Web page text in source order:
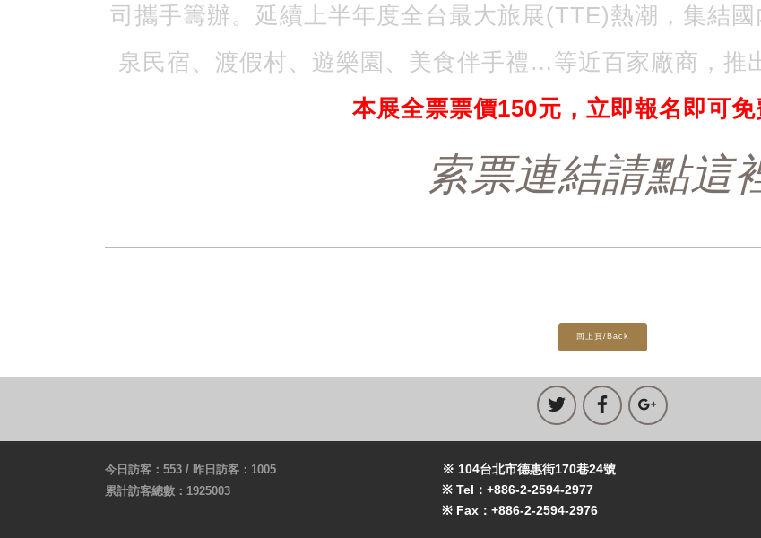
司攜手籌辦。延續上半年度全台最大旅展(TTE)熱潮，集結
泉民宿、渡假村、遊樂園、美食伴手禮…等近百家廠商，推
本展全票票價150元，立即報名即可免
索票連結請點這
回上頁/Back
今日訪客：553 / 昨日訪客：1005
累計訪客總數：1925003
※ 104台北市德惠街170巷24號
※ Tel：+886-2-2594-2977
※ Fax：+886-2-2594-2976